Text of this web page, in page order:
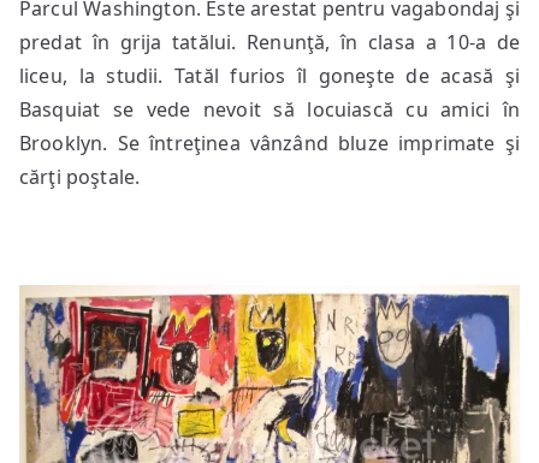
Parcul Washington. Este arestat pentru vagabondaj şi
predat în grija tatălui. Renunţă, în clasa a 10-a de
liceu, la studii. Tatăl furios îl goneşte de acasă şi
Basquiat se vede nevoit să locuiască cu amici în
Brooklyn. Se întreţinea vânzând bluze imprimate şi
cărţi poştale.